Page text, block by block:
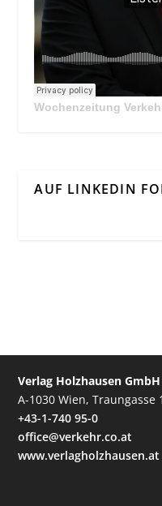
Wochenzeitung
AUF LINKEDIN
Verlag Holzhausen GmbH
A-1030 Wien, Traungasse
+43-1-740 95-0
office@verkehr.co.at
www.verlagholzhausen.at